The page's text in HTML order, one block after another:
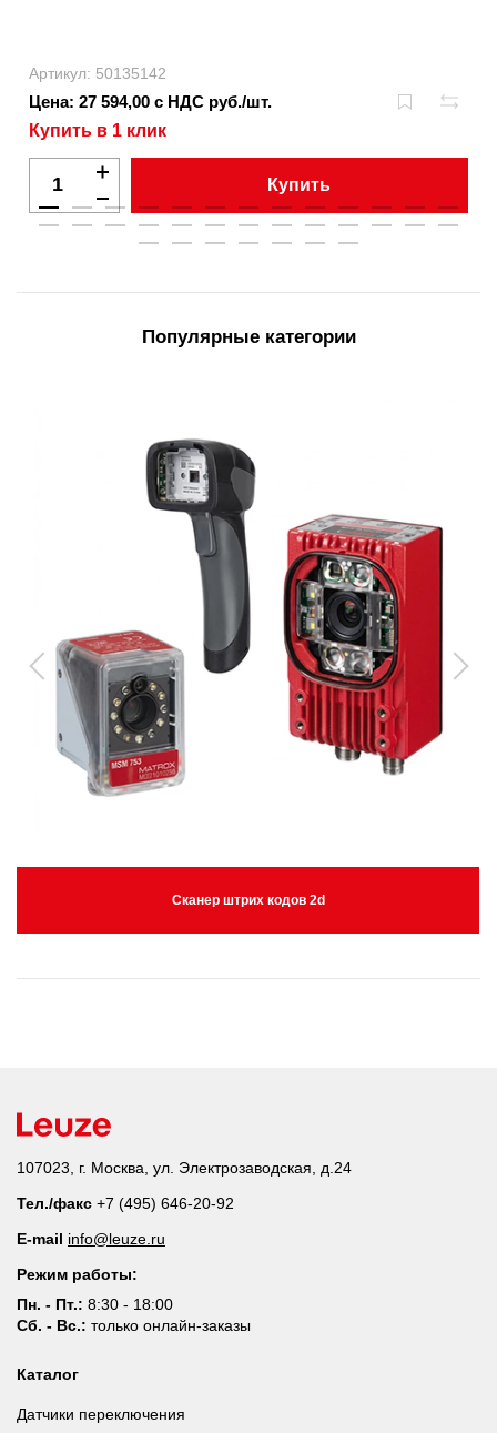
Артикул: 50135142
Цена: 27 594,00 с НДС руб./шт.
Купить в 1 клик
Купить
Популярные категории
Сканер штрих кодов 2d
107023, г. Москва, ул. Электрозаводская, д.24
Тел./факс +7 (495) 646-20-92
E-mail info@leuze.ru
Режим работы:
Пн. - Пт.: 8:30 - 18:00
Сб. - Вс.: только онлайн-заказы
Каталог
Датчики переключения